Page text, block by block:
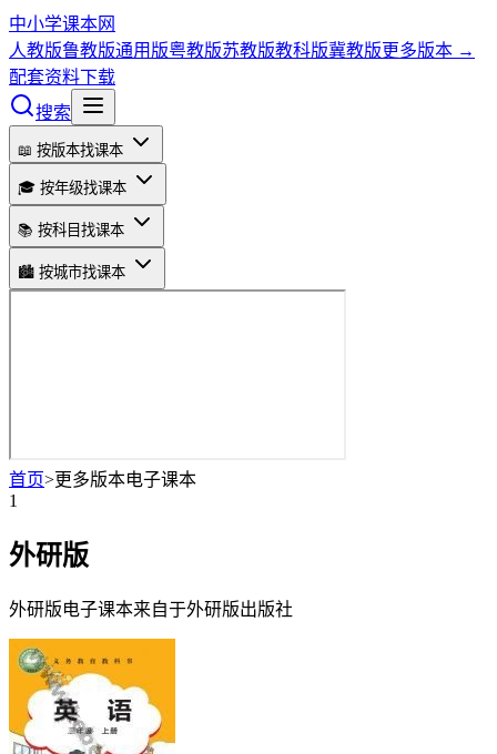
中小学课本网
人教版鲁教版通用版粤教版苏教版教科版冀教版更多版本 →
配套资料下载
搜索
📖 按版本找课本
🎓 按年级找课本
📚 按科目找课本
🏙️ 按城市找课本
首页>更多版本电子课本
1
外研版
外研版电子课本来自于外研版出版社